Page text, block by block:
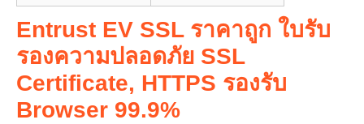
Entrust EV SSL ราคาถูก ใบรับ
รองความปลอดภัย SSL
Certificate, HTTPS รองรับ
Browser 99.9%